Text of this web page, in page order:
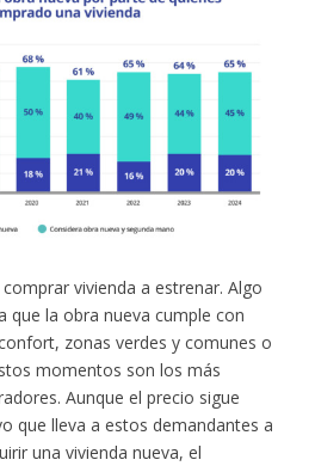
vivienda a estrenar. Algo
que la obra nueva cumple con
zonas verdes y comunes o
momentos son los más
Aunque el precio sigue
que lleva a estos demandantes a
una vivienda nueva, el